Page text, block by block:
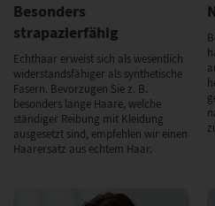
Besonders
strapazierfähig
Echthaar erweist sich als wesentlich
widerstandsfähiger als synthetische
Fasern. Bevorzugen Sie z. B.
besonders lange Haare, welche
ständiger Reibung mit Kleidung
ausgesetzt sind, empfehlen wir einen
Haarersatz aus echtem Haar.